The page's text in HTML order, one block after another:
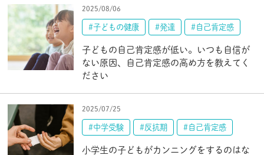
2025/08/06
#子どもの健康 #発達 #自己肯定感
子どもの自己肯定感が低い。いつも自信が
ない原因、自己肯定感の高め方を教えてく
ださい
2025/07/25
#中学受験 #反抗期 #自己肯定感
小学生の子どもがカンニングをするのはな